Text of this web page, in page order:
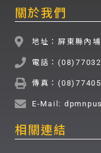
關於我們
地址：屏東縣內
電話：
傳真：(
E-Mail:
相關連結